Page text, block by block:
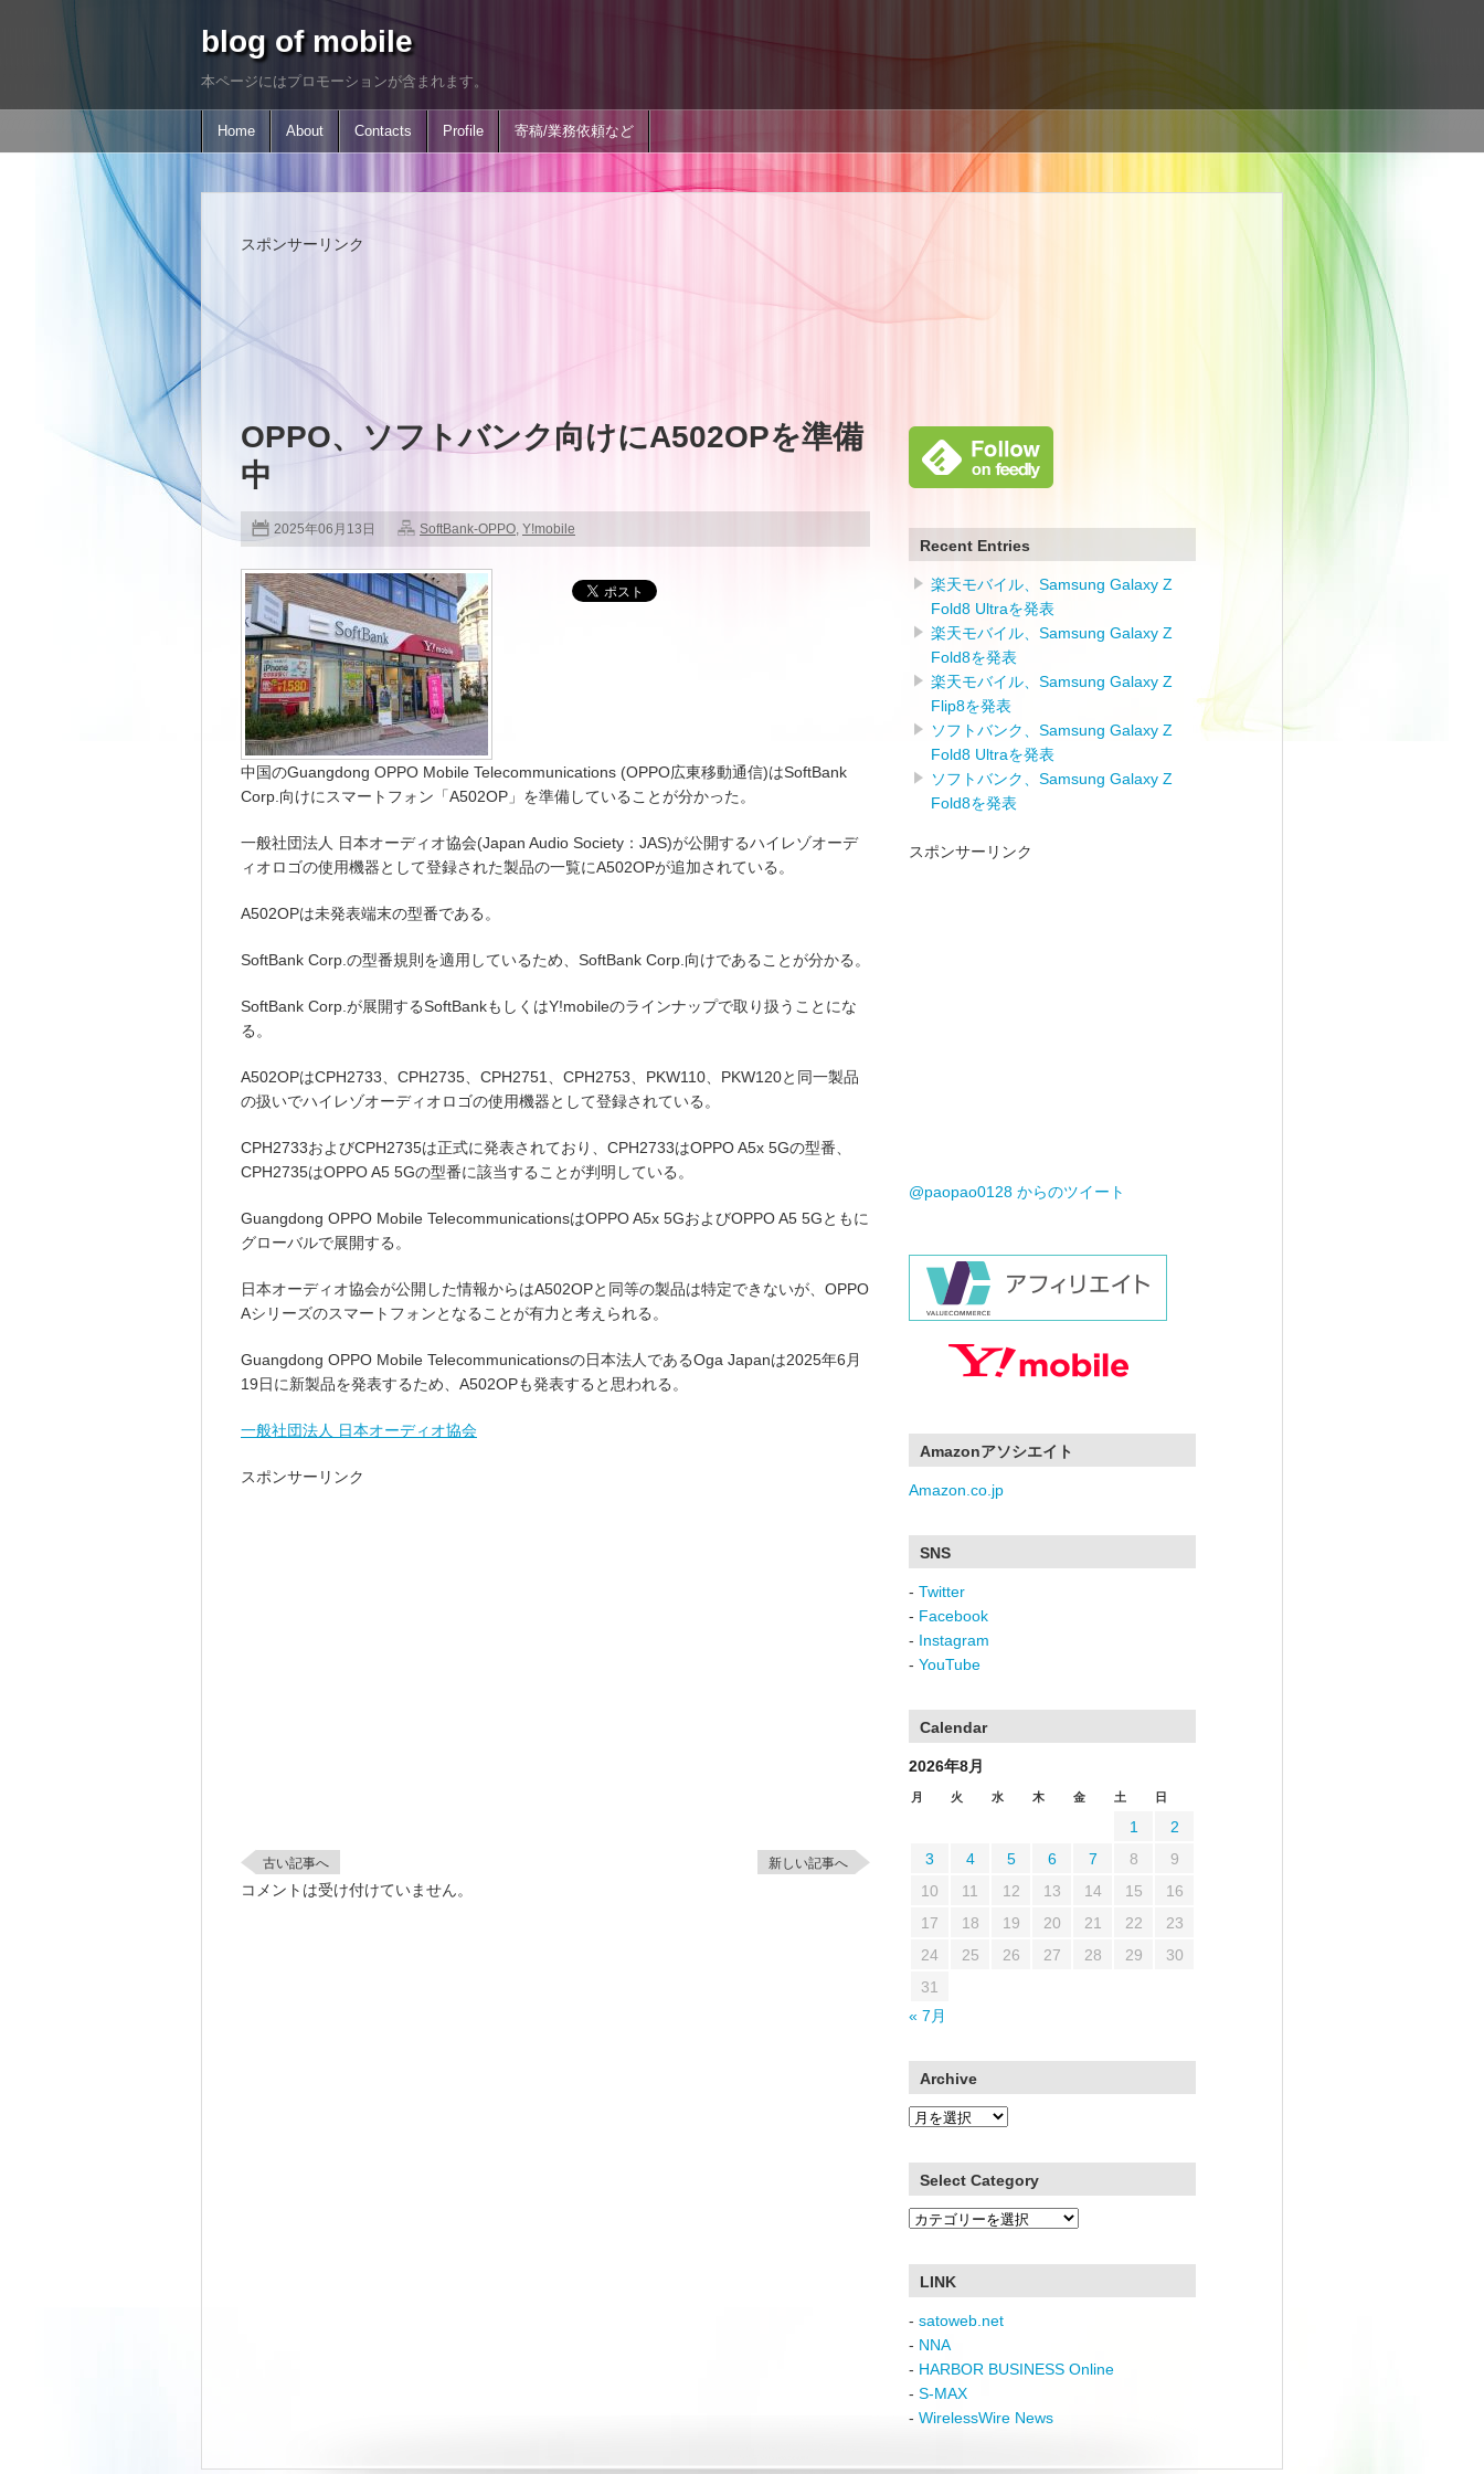
blog of mobile
本ページにはプロモーションが含まれます。
Home About Contacts Profile 寄稿/業務依頼など
スポンサーリンク
OPPO、ソフトバンク向けにA502OPを準備
中
2025年06月13日 SoftBank-OPPO, Y!mobile
中国のGuangdong OPPO Mobile Telecommunications (OPPO広東移動通信)はSoftBank
Corp.向けにスマートフォン「A502OP」を準備していることが分かった。
一般社団法人 日本オーディオ協会(Japan Audio Society：JAS)が公開するハイレゾオーデ
ィオロゴの使用機器として登録された製品の一覧にA502OPが追加されている。
A502OPは未発表端末の型番である。
SoftBank Corp.の型番規則を適用しているため、SoftBank Corp.向けであることが分かる。
SoftBank Corp.が展開するSoftBankもしくはY!mobileのラインナップで取り扱うことにな
る。
A502OPはCPH2733、CPH2735、CPH2751、CPH2753、PKW110、PKW120と同一製品
の扱いでハイレゾオーディオロゴの使用機器として登録されている。
CPH2733およびCPH2735は正式に発表されており、CPH2733はOPPO A5x 5Gの型番、
CPH2735はOPPO A5 5Gの型番に該当することが判明している。
Guangdong OPPO Mobile TelecommunicationsはOPPO A5x 5GおよびOPPO A5 5Gともに
グローバルで展開する。
日本オーディオ協会が公開した情報からはA502OPと同等の製品は特定できないが、OPPO
Aシリーズのスマートフォンとなることが有力と考えられる。
Guangdong OPPO Mobile Telecommunicationsの日本法人であるOga Japanは2025年6月
19日に新製品を発表するため、A502OPも発表すると思われる。
一般社団法人 日本オーディオ協会
スポンサーリンク
古い記事へ 新しい記事へ
コメントは受け付けていません。
Recent Entries
楽天モバイル、Samsung Galaxy Z
Fold8 Ultraを発表
楽天モバイル、Samsung Galaxy Z
Fold8を発表
楽天モバイル、Samsung Galaxy Z
Flip8を発表
ソフトバンク、Samsung Galaxy Z
Fold8 Ultraを発表
ソフトバンク、Samsung Galaxy Z
Fold8を発表
スポンサーリンク
@paopao0128 からのツイート
Amazonアソシエイト
Amazon.co.jp
SNS
- Twitter
- Facebook
- Instagram
- YouTube
Calendar
2026年8月
月 火 水 木 金 土 日
1
2
3
4 5 6 7 8
9
10
11 12 13 14 15
16
17
18 19 20 21 22
23
24
25 26 27 28 29
30
31
« 7月
Archive
Archive
Select Category
Select
LINK
- satoweb.net
- NNA
- HARBOR BUSINESS Online
- S-MAX
- WirelessWire News